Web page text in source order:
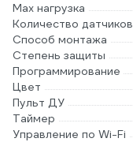
Max нагрузка
Количество датчиков
Способ монтажа
Степень защиты
Программирование
Цвет
Пульт ДУ
Таймер
Управление по Wi-Fi